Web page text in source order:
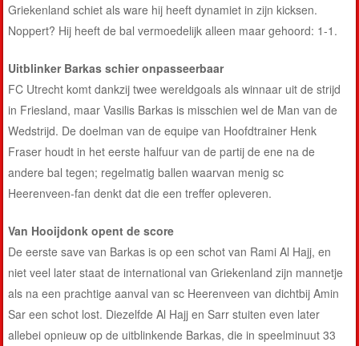
Griekenland schiet als ware hij heeft dynamiet in zijn kicksen.
Noppert? Hij heeft de bal vermoedelijk alleen maar gehoord: 1-1.
Uitblinker Barkas schier onpasseerbaar
FC Utrecht komt dankzij twee wereldgoals als winnaar uit de strijd
in Friesland, maar Vasilis Barkas is misschien wel de Man van de
Wedstrijd. De doelman van de equipe van Hoofdtrainer Henk
Fraser houdt in het eerste halfuur van de partij de ene na de
andere bal tegen; regelmatig ballen waarvan menig sc
Heerenveen-fan denkt dat die een treffer opleveren.
Van Hooijdonk opent de score
De eerste save van Barkas is op een schot van Rami Al Hajj, en
niet veel later staat de international van Griekenland zijn mannetje
als na een prachtige aanval van sc Heerenveen van dichtbij Amin
Sar een schot lost. Diezelfde Al Hajj en Sarr stuiten even later
allebei opnieuw op de uitblinkende Barkas, die in speelminuut 33